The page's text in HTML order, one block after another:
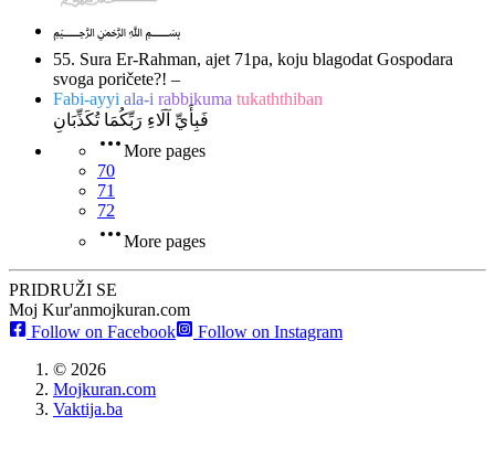
﷽
55. Sura Er-Rahman, ajet 71pa, koju blagodat Gospodara
svoga poričete?! –
Fabi-ayyi ala-i rabbikuma tukaththiban
فَبِأَيِّ آلَاءِ رَبِّكُمَا تُكَذِّبَانِ
More pages
70
71
72
More pages
PRIDRUŽI SE
Moj Kur'anmojkuran.com
Follow on Facebook
Follow on Instagram
© 2026
Mojkuran.com
Vaktija.ba